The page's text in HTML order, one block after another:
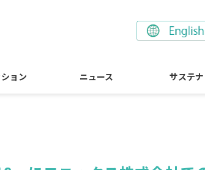
ョン ニュース サステ